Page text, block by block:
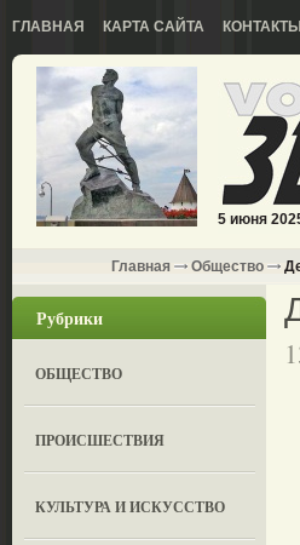
ГЛАВНАЯ КАРТА САЙТА КОНТАКТЫ
5 июня
Главная Общество
Рубрики
ОБЩЕСТВО
ПРОИСШЕСТВИЯ
КУЛЬТУРА И ИСКУССТВО